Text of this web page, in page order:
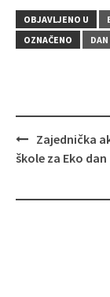
OBJAVLJENO U
OZNAČENO
Navigacija
objava
Zajednička
škole za Eko dan